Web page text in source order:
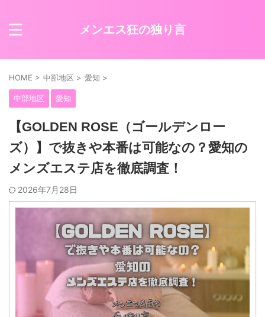
メンエス狂の独り言
HOME > 中部地区 > 愛知 >
中部地区 愛知
【GOLDEN ROSE（ゴールデンロー
ズ）】で抜きや本番は可能なの？愛知の
メンズエステ店を徹底調査！
2026年7月28日